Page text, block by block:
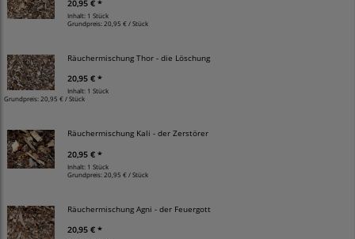
20,95 € *
Inhalt: 1 Stück
Grundpreis: 20,95 € / Stück
Räuchermischung Thor - die Löschung
20,95 € *
Inhalt: 1 Stück
Grundpreis: 20,95 € / Stück
Räuchermischung Kali - der Zerstörer
20,95 € *
Inhalt: 1 Stück
Grundpreis: 20,95 € / Stück
Räuchermischung Agni - der Feuergott
20,95 € *